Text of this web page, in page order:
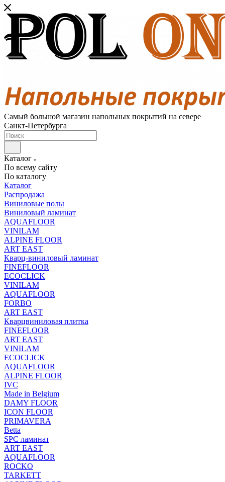
Самый большой магазин напольных покрытий на севере
Санкт-Петербурга
Каталог
По всему сайту
По каталогу
Каталог
Распродажа
Виниловые полы
Виниловый ламинат
AQUAFLOOR
VINILAM
ALPINE FLOOR
ART EAST
Кварц-виниловый ламинат
FINEFLOOR
ECOCLICK
VINILAM
AQUAFLOOR
FORBO
ART EAST
Кварцвиниловая плитка
FINEFLOOR
ART EAST
VINILAM
ECOCLICK
AQUAFLOOR
ALPINE FLOOR
IVC
Made in Belgium
DAMY FLOOR
ICON FLOOR
PRIMAVERA
Betta
SPC ламинат
ART EAST
AQUAFLOOR
ROCKO
TARKETT